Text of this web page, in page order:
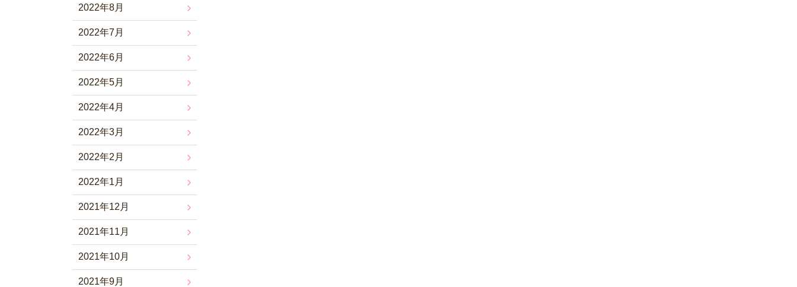
2022年8月
2022年7月
2022年6月
2022年5月
2022年4月
2022年3月
2022年2月
2022年1月
2021年12月
2021年11月
2021年10月
2021年9月